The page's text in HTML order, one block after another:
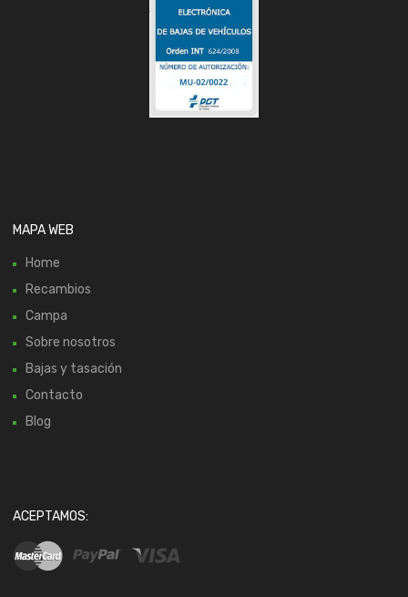
MAPA WEB
Home
Recambios
Campa
Sobre nosotros
Bajas y tasación
Contacto
Blog
ACEPTAMOS: